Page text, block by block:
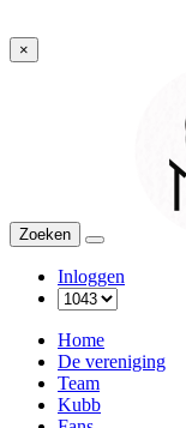
×
Zoeken
Menu
Inloggen
Home
De vereniging
Team
Kubb